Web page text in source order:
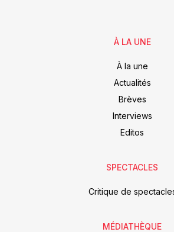
À LA UNE
À la une
Actualités
Brèves
Interviews
Editos
SPECTACLES
Critique de
MÉDIATHÈQUE